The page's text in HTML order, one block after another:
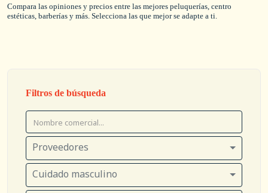
Compara las opiniones y precios entre las mejores peluquerías, centro
estéticas, barberías y más. Selecciona las que mejor se adapte a ti.
Filtros de búsqueda
Proveedores
Cuidado masculino